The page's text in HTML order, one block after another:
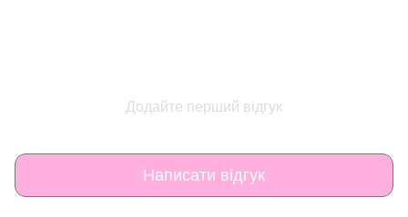
Додайте перший відгук
Написати відгук